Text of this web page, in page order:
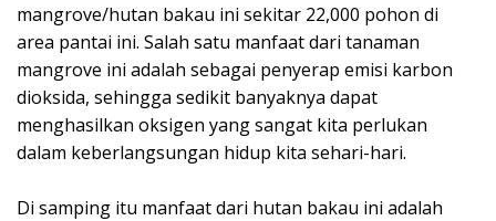
mangrove/hutan bakau ini sekitar 22,000 pohon di
area pantai ini. Salah satu manfaat dari tanaman
mangrove ini adalah sebagai penyerap emisi karbon
dioksida, sehingga sedikit banyaknya dapat
menghasilkan oksigen yang sangat kita perlukan
dalam keberlangsungan hidup kita sehari-hari.
Di samping itu manfaat dari hutan bakau ini adalah